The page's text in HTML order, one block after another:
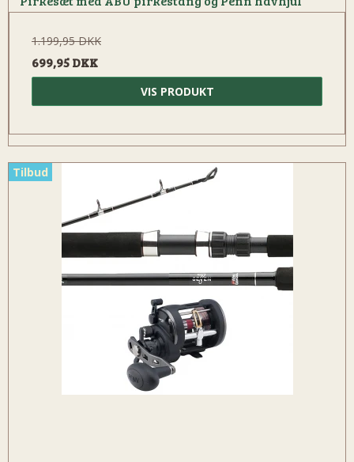
1.199,95 DKK
699,95 DKK
VIS PRODUKT
Tilbud